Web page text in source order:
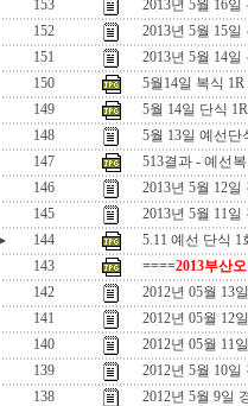
153
2013년 5월 16
152
2013년 5월 15
151
2013년 5월 14
150
5월14일 복식
149
5월 14일 단식
148
5월 13일 예선단
147
513결과 - 예선
146
2013년 5월 12
145
2013년 5월 11일
144
5.11 예선 단식 1
143
====2013부산
142
2012년 05월 13
141
2012년 05월 12
140
2012년 05월 11
139
2012년 5월 10일
138
2012년 5월 9일